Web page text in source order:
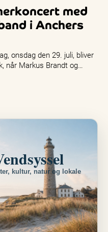
med
i Anchers
onsdag den 29. juli, bliver
når Markus Brandt og…
kultur, natur og lokale